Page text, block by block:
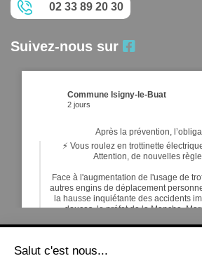
02 33 89 20 30
Suivez-nous sur
Commune Isigny-le-Buat
2 jours
Après la prévention,
⚡ Vous roulez en trottinette
Attention, de nouvelles
Face à l'augmentation de l'usage de
autres engins de déplacement
la hausse inquiétante des accidents
douces, le préfet de la Manche,
ACCUEIL
Salut c'est nous...